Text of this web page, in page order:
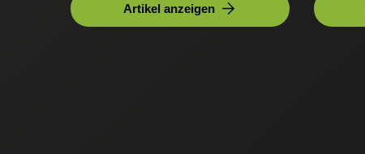
Artikel anzeigen